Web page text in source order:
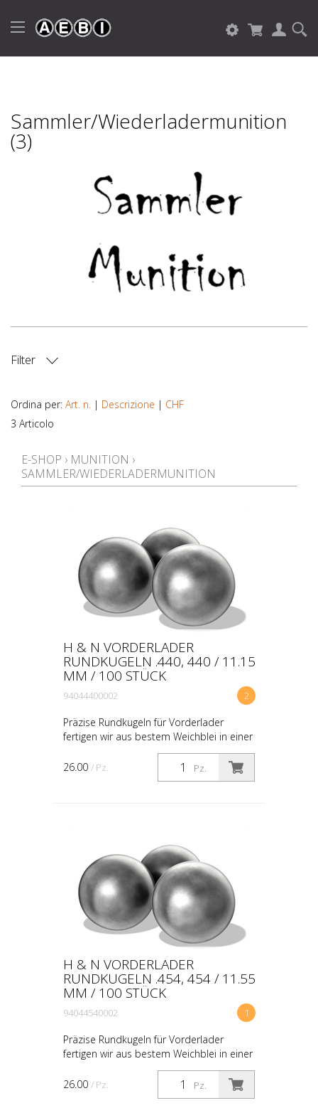
Sammler/Wiederladermunition
(3)
Filter
Ordina per: Art. n. | Descrizione | CHF
3 Articolo
E-SHOP › MUNITION ›
SAMMLER/WIEDERLADERMUNITION
H & N VORDERLADER
RUNDKUGELN .440, 440 / 11.15
MM / 100 STÜCK
2
94044400002
Präzise Rundkugeln für Vorderlader
fertigen wir aus bestem Weichblei in einer
breiten Kaliberpalette. Gänzlich ohne
Grate oder Gussbutzen gefertigt, sind
Pz.
26.00 / Pz.
H & N VORDERLADER
RUNDKUGELN .454, 454 / 11.55
MM / 100 STÜCK
1
94044540002
Präzise Rundkugeln für Vorderlader
fertigen wir aus bestem Weichblei in einer
breiten Kaliberpalette. Gänzlich ohne
Grate oder Gussbutzen gefertigt, sind
Pz.
26.00 / Pz.